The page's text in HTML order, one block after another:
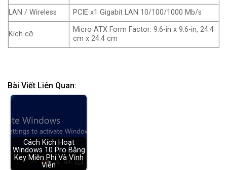
LAN / Wireless
PCIE x1 Gigabit LAN 10/100/1000 Mb/s
Kích cỡ
Micro ATX Form Factor: 9.6-in x 9.6-in, 24.4
cm x 24.4 cm
Bài Viết Liên Quan:
Cách Kích Hoạt
Windows 10 Pro Bằng
Key Miễn Phí Và Vĩnh
Viễn